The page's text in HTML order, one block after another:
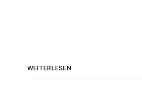
WEITERLESEN